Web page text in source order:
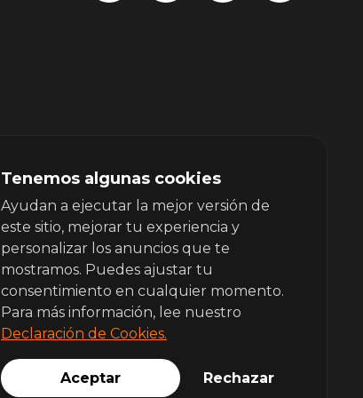
Tenemos algunas cookies
Ayudan a ejecutar la mejor versión de
este sitio, mejorar tu experiencia y
personalizar los anuncios que te
mostramos. Puedes ajustar tu
consentimiento en cualquier momento.
Para más información, lee nuestro
Declaración de Cookies.
Aceptar Rechazar